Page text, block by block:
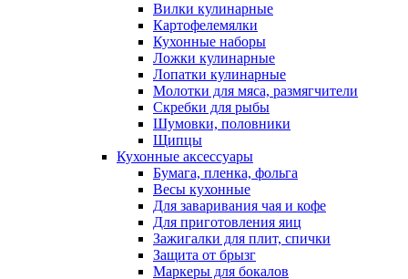
Вилки кулинарные
Картофелемялки
Кухонные наборы
Ложки кулинарные
Лопатки кулинарные
Молотки для мяса, размягчители
Скребки для рыбы
Шумовки, половники
Щипцы
Кухонные аксессуары
Бумага, пленка, фольга
Весы кухонные
Для заваривания чая и кофе
Для приготовления яиц
Зажигалки для плит, спички
Защита от брызг
Маркеры для бокалов